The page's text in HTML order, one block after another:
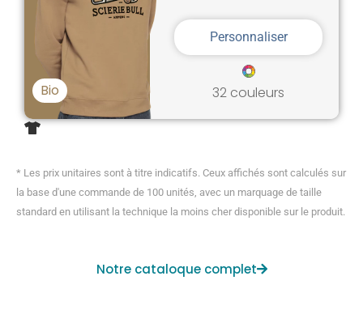
Bio
Personnaliser
32 couleurs
* Les prix unitaires sont à titre indicatifs. Ceux affichés sont calculés sur
la base d'une commande de 100 unités, avec un marquage de taille
standard en utilisant la technique la moins cher disponible sur le produit.
Notre cataloque complet